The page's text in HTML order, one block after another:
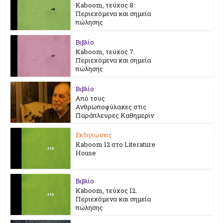
Kaboom, τεύχος 8:
Περιεχόμενα και σημεία
πώλησης
Βιβλίο
Kaboom, τεύχος 7.
Περιεχόμενα και σημεία
πώλησης
Βιβλίο
Από τους
Ανθρωποφύλακες στις
Παράπλευρες Καθημεριν
Εκδηλώσεις
Kaboom 12 στο Literature
House
Βιβλίο
Kaboom, τεύχος 12.
Περιεχόμενα και σημεία
πώλησης